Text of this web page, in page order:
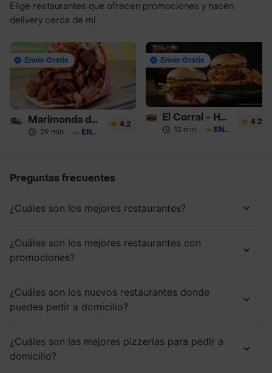
Elige restaurantes que ofrecen promociones y hacen
delivery cerca de mí
Envío Gratis
Marimonda del Mono
29 min · ENVÍO GRATIS
4.2
Envío Gratis
El Corral - Hamburguesa
12 min · ENVÍO GRATIS
4.2
Preguntas frecuentes
¿Cuáles son los mejores restaurantes?
¿Cuáles son los mejores restaurantes con
promociones?
¿Cuáles son los nuevos restaurantes donde
puedes pedir a domicilio?
¿Cuáles son las mejores pizzerías para pedir a
domicilio?